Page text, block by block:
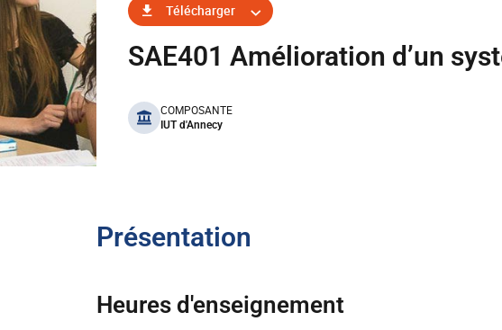
Télécharger
SAE401 Amélioration d’un
benefits
COMPOSANTE
IUT d'Annecy
Présentation
Heures d'enseignement